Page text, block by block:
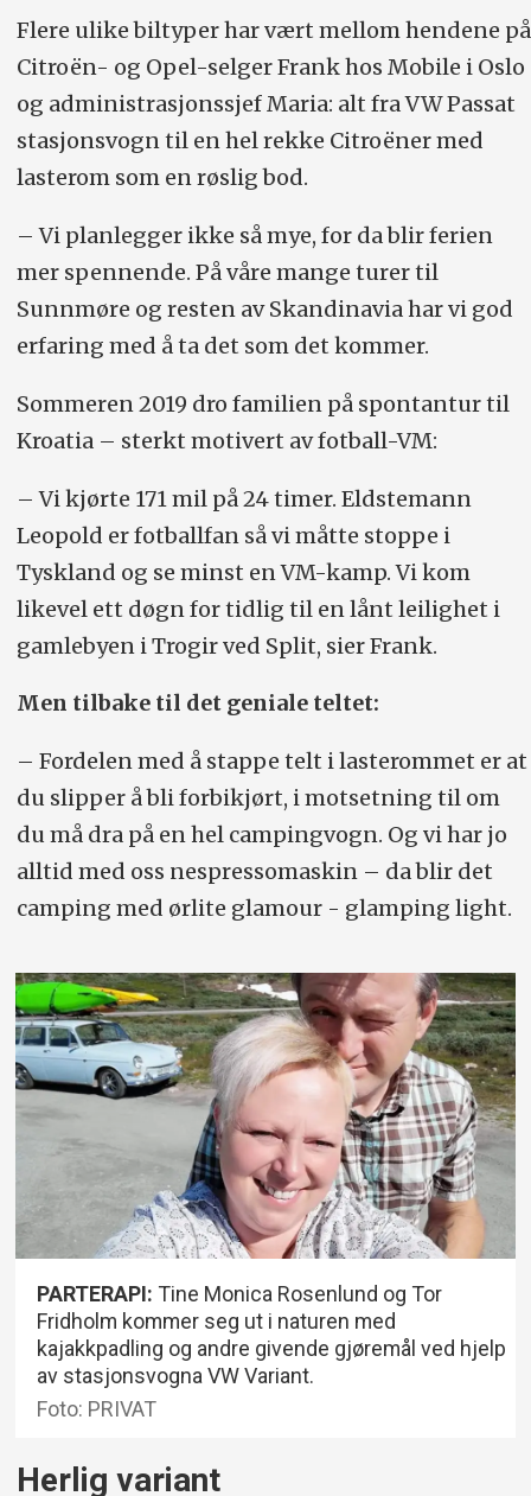
Flere ulike biltyper har vært mellom hendene på
Citroën- og Opel-selger Frank hos Mobile i Oslo
og administrasjonssjef Maria: alt fra VW Passat
stasjonsvogn til en hel rekke Citroëner med
lasterom som en røslig bod.
– Vi planlegger ikke så mye, for da blir ferien
mer spennende. På våre mange turer til
Sunnmøre og resten av Skandinavia har vi god
erfaring med å ta det som det kommer.
Sommeren 2019 dro familien på spontantur til
Kroatia – sterkt motivert av fotball-VM:
– Vi kjørte 171 mil på 24 timer. Eldstemann
Leopold er fotballfan så vi måtte stoppe i
Tyskland og se minst en VM-kamp. Vi kom
likevel ett døgn for tidlig til en lånt leilighet i
gamlebyen i Trogir ved Split, sier Frank.
Men tilbake til det geniale teltet:
– Fordelen med å stappe telt i lasterommet er at
du slipper å bli forbikjørt, i motsetning til om
du må dra på en hel campingvogn. Og vi har jo
alltid med oss nespressomaskin – da blir det
camping med ørlite glamour - glamping light.
PARTERAPI: Tine Monica Rosenlund og Tor
Fridholm kommer seg ut i naturen med
kajakkpadling og andre givende gjøremål ved hjelp
av stasjonsvogna VW Variant.
Foto: PRIVAT
Herlig variant